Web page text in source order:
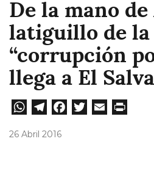
De la mano
latiguillo de la
“corrupción
llega a El
W
Te
Fa
26 Abril 2016